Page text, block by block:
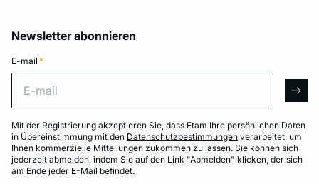
Newsletter abonnieren
E-mail *
Mit der Registrierung akzeptieren Sie, dass Etam Ihre persönlichen Daten
in Übereinstimmung mit den Datenschutzbestimmungen verarbeitet, um
Ihnen kommerzielle Mitteilungen zukommen zu lassen. Sie können sich
jederzeit abmelden, indem Sie auf den Link "Abmelden" klicken, der sich
am Ende jeder E-Mail befindet.